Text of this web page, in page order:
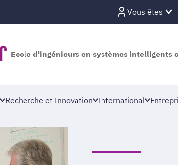
Vous êtes
Ecole d'ingénieurs en systèmes intelligents
Recherche et Innovation International